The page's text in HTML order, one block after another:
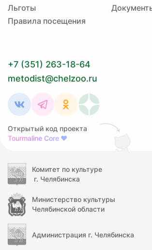
Льготы
Правила посещения
+7 (351) 263-18-64
metodist@chelzoo.ru
Открытый код проекта
Tourmaline Core ❤
Комитет по культуре
г. Челябинска
Министерство культуры
Челябинской области
Администрация г. Челябинска